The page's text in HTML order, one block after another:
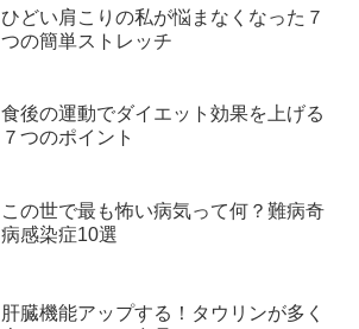
ひどい肩こりの私が悩まなくなった７
つの簡単ストレッチ
食後の運動でダイエット効果を上げる
７つのポイント
この世で最も怖い病気って何？難病奇
病感染症10選
肝臓機能アップする！タウリンが多く